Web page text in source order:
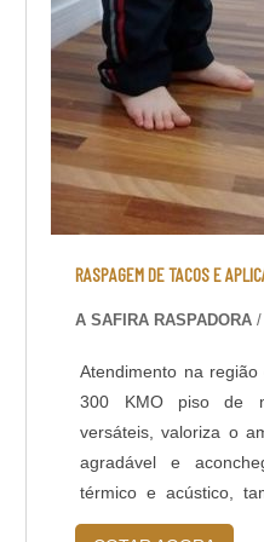
RASPAGEM DE TACOS E
A SAFIRA RASPADORA/
Atendimento na
300 KMO piso de
versáteis, valoriza o
agradável e
térmico e acústico,
acompanhar as